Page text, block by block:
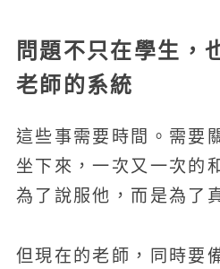
問題不只在學生，
老師的系統
這些事需要時間。需要
坐下來，一次又一次的
為了說服他，而是為了
但現在的老師，同時要